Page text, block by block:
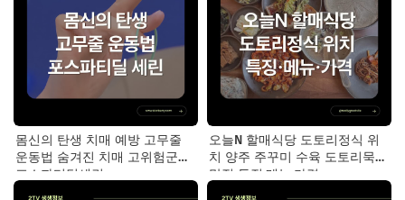
몸신의 탄생 치매 예방 고무줄
운동법 숨겨진 치매 고위험군｜
포스파티딜세린
오늘N 할매식당 도토리정식 위
치 양주 주꾸미 수육 도토리묵
맛집 특징·메뉴·가격